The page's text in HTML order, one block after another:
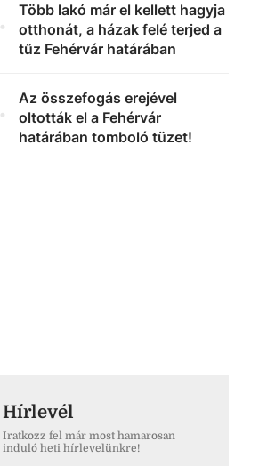
.
Több lakó már el kellett hagyja
otthonát, a házak felé terjed a
tűz Fehérvár határában
.
Az összefogás erejével
oltották el a Fehérvár
határában tomboló tüzet!
Hírlevél
Iratkozz fel már most hamarosan
induló heti hírlevelünkre!